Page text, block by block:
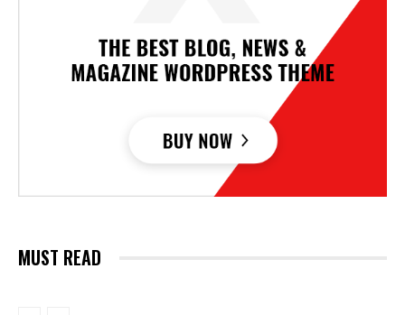
MUST READ